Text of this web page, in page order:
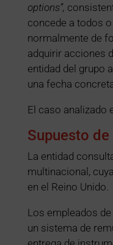
options”,
concede a todos
normalmente de
adquirir acciones
entidad del grupo
una fecha
El caso analizado
Supuesto
La entidad
multinacional,
en el Reino Unido.
Los empleados
un sistema de